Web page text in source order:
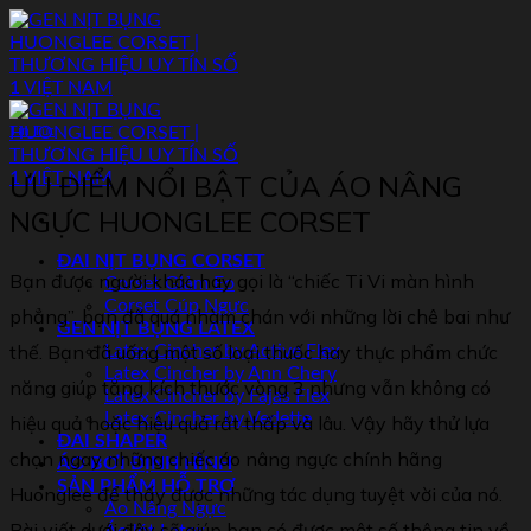
Skip
to
content
ĐAI NỊT BỤNG CORSET
Corset Giảm Eo
Corset Cúp Ngực
GEN NỊT BỤNG LATEX
Latex Cincher by Active Flex
Latex Cincher by Ann Chery
Latex Cincher by Fajas Flex
Latex Cincher by Vedette
ĐAI SHAPER
ÁO BƠI ĐỊNH HÌNH
SẢN PHẨM HỖ TRỢ
Áo Nâng Ngực
Tin Tức
ƯU ĐIỂM NỔI BẬT CỦA ÁO NÂNG
NGỰC HUONGLEE CORSET
Bạn được người khác hay gọi là “chiếc Ti Vi màn hình
phẳng”, bạn đã quá nhàm chán với những lời chê bai như
thế. Bạn đã uống một số loại thuốc hay thực phẩm chức
năng giúp tăng kích thước vòng 3 nhưng vẫn không có
hiệu quả hoặc hiệu quả rất thấp và lâu. Vậy hãy thử lựa
chọn ngay những chiếc áo nâng ngực chính hãng
Huonglee để thấy được những tác dụng tuyệt vời của nó.